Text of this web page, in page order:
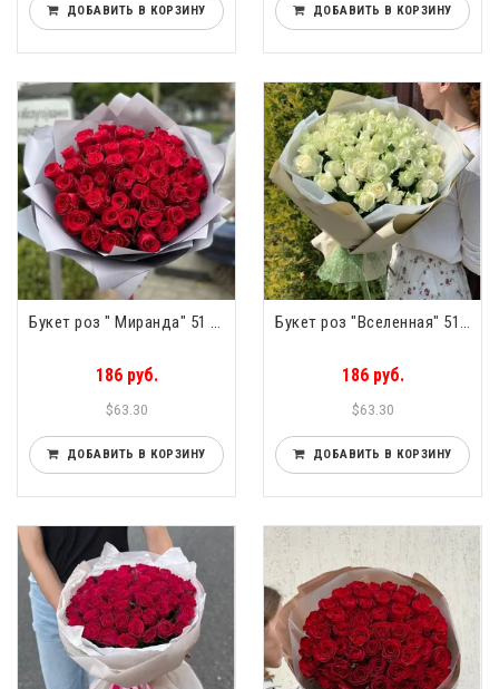
ДОБАВИТЬ В КОРЗИНУ ДОБАВИТЬ В КОРЗИНУ
Букет роз " Миранда" 51 роза
186 руб.
$63.30
ДОБАВИТЬ В КОРЗИНУ
Букет роз "Вселенная" 51 роза
186 руб.
$63.30
ДОБАВИТЬ В КОРЗИНУ